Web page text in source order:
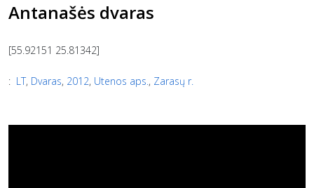
Antanašės dvaras
[55.92151 25.81342]
: LT, Dvaras, 2012, Utenos aps., Zarasų r.